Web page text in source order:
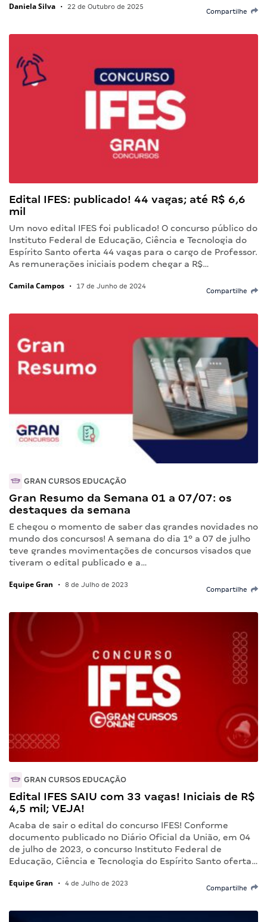
Daniela Silva • 22 de Outubro de 2025
Compartilhe
Edital IFES: publicado! 44 vagas; até R$ 6,6
mil
Um novo edital IFES foi publicado! O concurso público do
Instituto Federal de Educação, Ciência e Tecnologia do
Espírito Santo oferta 44 vagas para o cargo de Professor.
As remunerações iniciais podem chegar a R$…
Camila Campos • 17 de Junho de 2024
Compartilhe
GRAN CURSOS EDUCAÇÃO
Gran Resumo da Semana 01 a 07/07: os
destaques da semana
E chegou o momento de saber das grandes novidades no
mundo dos concursos! A semana do dia 1º a 07 de julho
teve grandes movimentações de concursos visados que
tiveram o edital publicado e a…
Equipe Gran • 8 de Julho de 2023
Compartilhe
GRAN CURSOS EDUCAÇÃO
Edital IFES SAIU com 33 vagas! Iniciais de R$
4,5 mil; VEJA!
Acaba de sair o edital do concurso IFES! Conforme
documento publicado no Diário Oficial da União, em 04
de julho de 2023, o concurso Instituto Federal de
Educação, Ciência e Tecnologia do Espírito Santo oferta…
Equipe Gran • 4 de Julho de 2023
Compartilhe